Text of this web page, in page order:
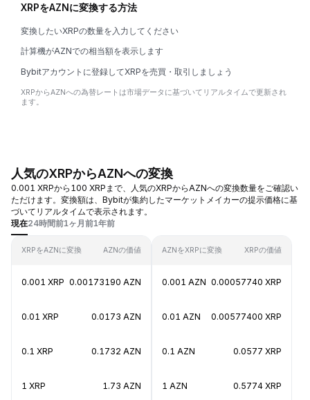
XRPをAZNに変換する方法
変換したいXRPの数量を入力してください
計算機がAZNでの相当額を表示します
Bybitアカウントに登録してXRPを売買・取引しましょう
XRPからAZNへの為替レートは市場データに基づいてリアルタイムで更新され
ます。
人気のXRPからAZNへの変換
0.001 XRPから100 XRPまで、人気のXRPからAZNへの変換数量をご確認い
ただけます。変換額は、Bybitが集約したマーケットメイカーの提示価格に基
づいてリアルタイムで表示されます。
現在24時間前1ヶ月前1年前
XRPをAZNに変換 AZNの価値
0.001 XRP 0.00173190 AZN
0.01 XRP 0.0173 AZN
0.1 XRP 0.1732 AZN
1 XRP 1.73 AZN
AZNをXRPに変換 XRPの価値
0.001 AZN 0.00057740 XRP
0.01 AZN 0.00577400 XRP
0.1 AZN 0.0577 XRP
1 AZN 0.5774 XRP